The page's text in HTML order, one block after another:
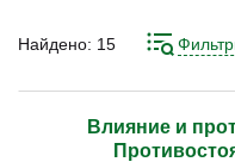
Найдено: 15
Влияние и